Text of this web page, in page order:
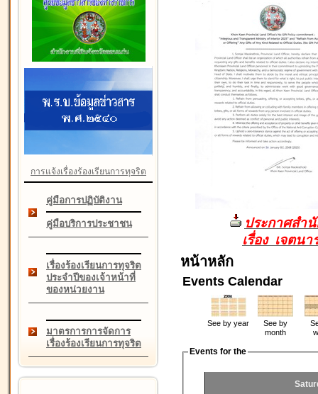
การแจ้งเรื่องร้องเรียนการทุจริต
คู่มือการปฏิบัติงาน
คู่มือบริการประชาชน
เรื่องร้องเรียนการทุจริต
ประจำปีของเจ้าหน้าที่
ของหน่วยงาน
มาตรการการจัดการ
เรื่องร้องเรียนการทุจริต
ประกาศสำ
เรื่อง เจตน
หน้าหลัก
Events Calendar
See by year
See by
month
Events for the